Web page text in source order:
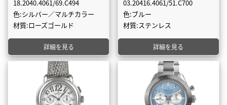
18.2040.4061/69.C494
色:シルバー／マルチカラー
材質:ローズゴールド
詳細を見る
03.20416.4061/51.C700
色:ブルー
材質:ステンレス
詳細を見る